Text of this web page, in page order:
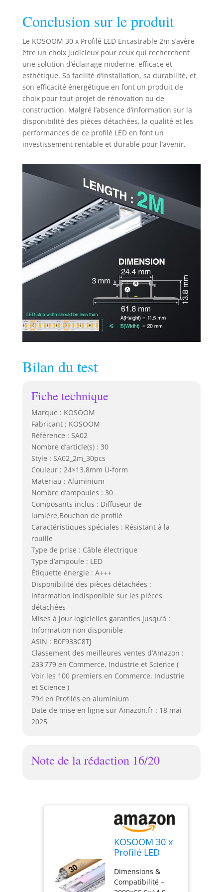
escalier,
showroom,
mobilier et
Conclusion sur le produit
Le KOSOOM 30 x Profilé LED Encastrable 2m s’avère
être un choix judicieux pour ceux qui recherchent
une solution d’éclairage moderne, efficace et
esthétique. Sa facilité d’installation, sa durabilité, et
son efficacité énergétique en font un produit de
choix pour tout projet de rénovation ou de
construction. Malgré l’absence d’information sur la
disponibilité des pièces détachées, la qualité et les
performances de ce profilé LED en font un
investissement rentable et durable pour l’avenir.
Bilan du test
Fiche technique
Marque : KOSOOM
Fabricant : KOSOOM
Référence : SA02
Nombre d’article(s) : 30
Style : SA02_2m_30pcs
Couleur : 24×13.8mm U-form
Materiau : Aluminium
Nombre d’ampoules : 30
Composants inclus : Diffuseur de
lumière,Bouchon de profilé
Caractéristiques spéciales : Résistant à la
rouille
Type de prise : Câble électrique
Type d’ampoule : LED
Étiquette énergie : A+++
Disponibilité des pièces détachées :
Information indisponible sur les pièces
détachées
Mises à jour logicielles garanties jusqu’à :
Information non disponible
ASIN : B0F933C8TJ
Classement des meilleures ventes d’Amazon :
233 779 en Commerce, Industrie et Science (
Voir les 100 premiers en Commerce, Industrie
et Science )
794 en Profilés en aluminium
Date de mise en ligne sur Amazon.fr : 18 mai
2025
Note de la rédaction 16/20
KOSOOM 30 x
Profilé LED
– Profil
Aluminium
Dimensions &
Compatibilité –